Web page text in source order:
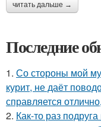
читать дальше →
Последние
1. Со стороны мой
курит, не даёт
справляется
2. Как-то раз